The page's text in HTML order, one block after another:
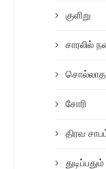
குளிறு
சாரலில்
சொல்லாத
சோரி
திரவ